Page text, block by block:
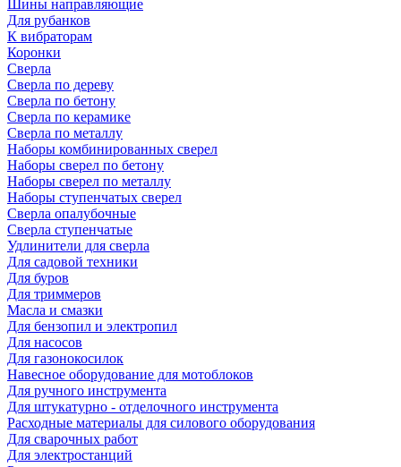
Шины направляющие
Для рубанков
К вибраторам
Коронки
Сверла
Сверла по дереву
Сверла по бетону
Сверла по керамике
Сверла по металлу
Наборы комбинированных сверел
Наборы сверел по бетону
Наборы сверел по металлу
Наборы ступенчатых сверел
Сверла опалубочные
Сверла ступенчатые
Удлинители для сверла
Для садовой техники
Для буров
Для триммеров
Масла и смазки
Для бензопил и электропил
Для насосов
Для газонокосилок
Навесное оборудование для мотоблоков
Для ручного инструмента
Для штукатурно - отделочного инструмента
Расходные материалы для силового оборудования
Для сварочных работ
Для электростанций